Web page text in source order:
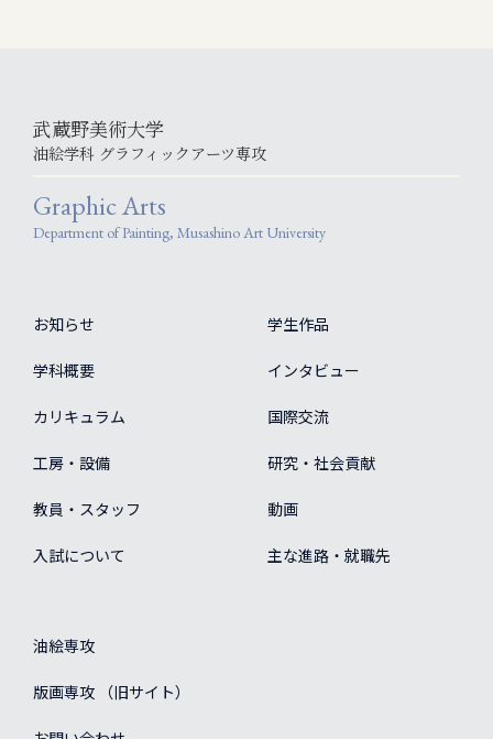
武蔵野美術大学
油絵学科 グラフィックアーツ専攻
Graphic Arts
Department of Painting, Musashino Art University
お知らせ
学科概要
カリキュラム
工房・設備
教員・スタッフ
入試について
学生作品
インタビュー
国際交流
研究・社会貢献
動画
主な進路・就職先
油絵専攻
版画専攻 （旧サイト）